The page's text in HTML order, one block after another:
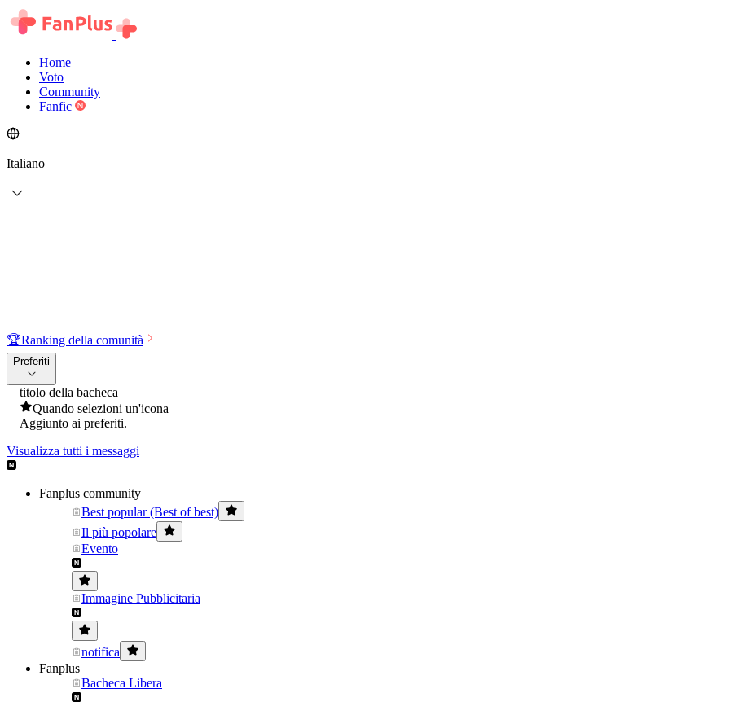
Home
Voto
Community
Fanfic
Italiano
🏆Ranking della comunità
Preferiti
titolo della bacheca
Quando selezioni un'icona
Aggiunto ai preferiti.
Visualizza tutti i messaggi
Fanplus community
Best popular (Best of best)
Il più popolare
Evento
Immagine Pubblicitaria
notifica
Fanplus
Bacheca Libera